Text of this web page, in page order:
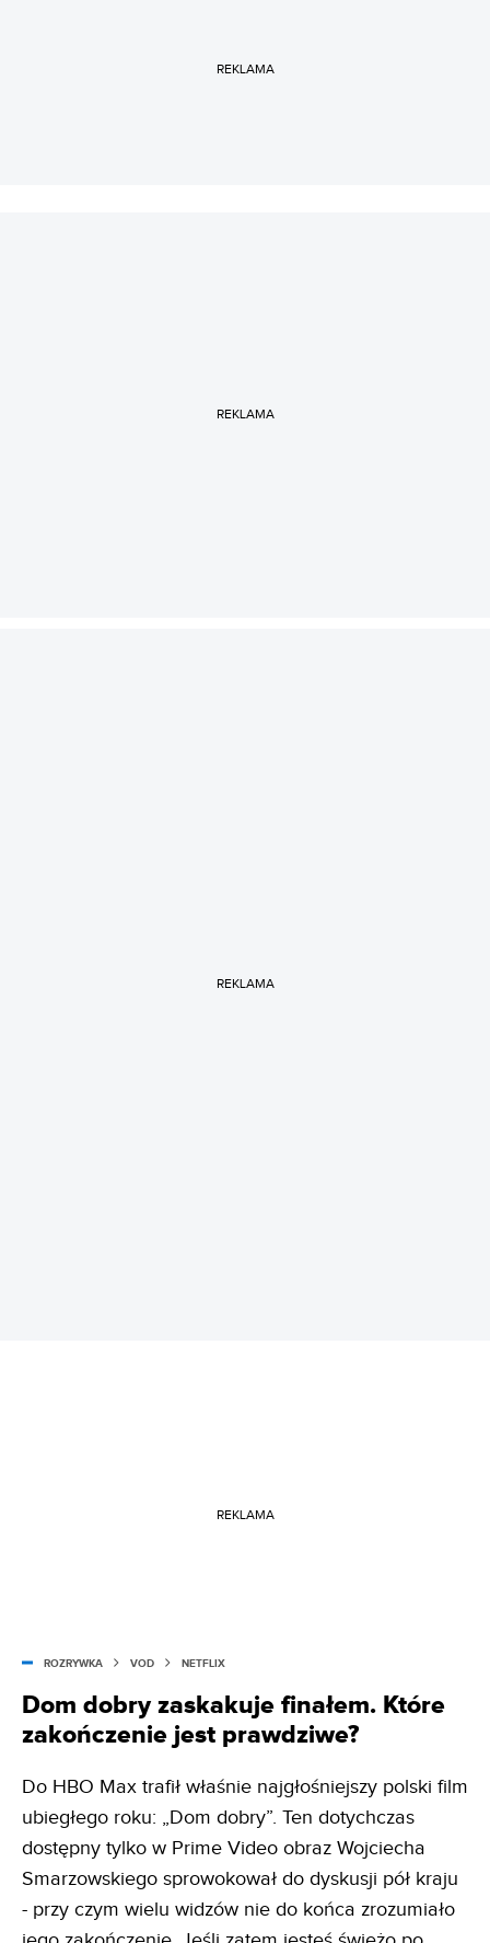
REKLAMA
REKLAMA
REKLAMA
REKLAMA
ROZRYWKA VOD NETFLIX
Dom dobry zaskakuje finałem. Które
zakończenie jest prawdziwe?
Do HBO Max trafił właśnie najgłośniejszy polski film
ubiegłego roku: „Dom dobry”. Ten dotychczas
dostępny tylko w Prime Video obraz Wojciecha
Smarzowskiego sprowokował do dyskusji pół kraju
- przy czym wielu widzów nie do końca zrozumiało